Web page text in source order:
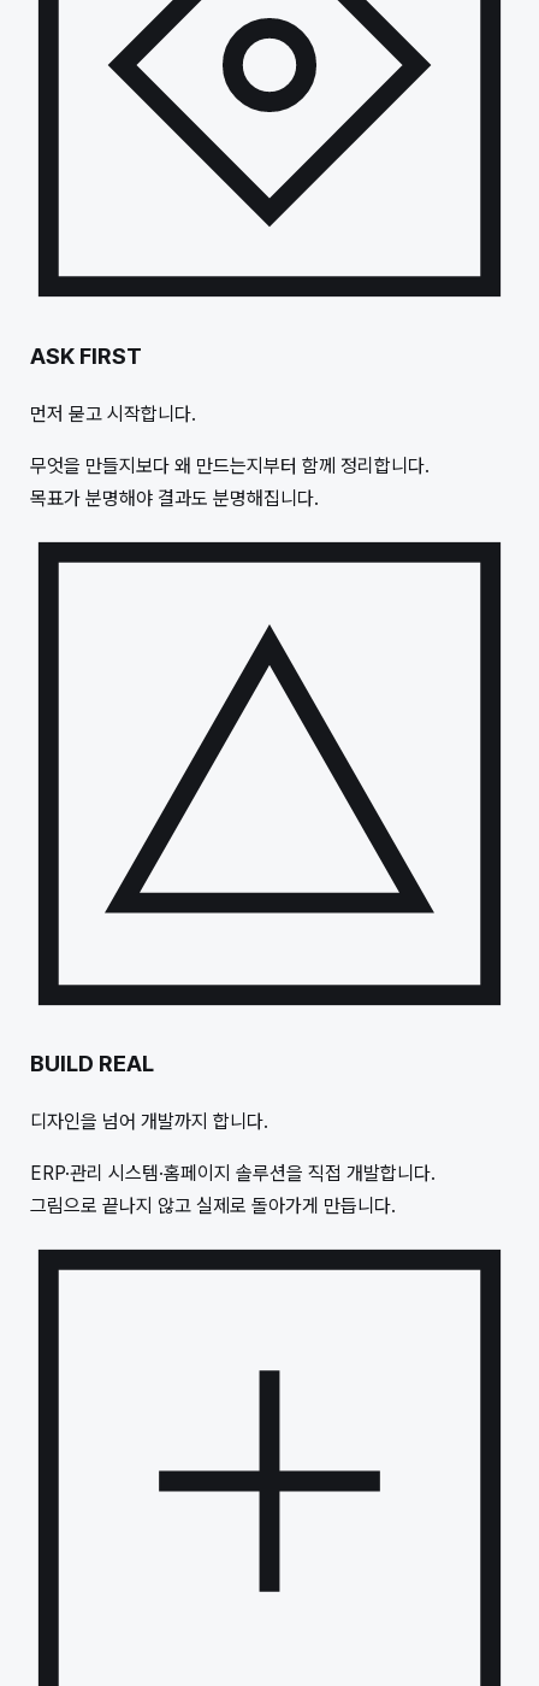
ASK FIRST
먼저 묻고 시작합니다.
무엇을 만들지보다 왜 만드는지부터 함께 정리합니다.
목표가 분명해야 결과도 분명해집니다.
BUILD REAL
디자인을 넘어 개발까지 합니다.
ERP·관리 시스템·홈페이지 솔루션을 직접 개발합니다.
그림으로 끝나지 않고 실제로 돌아가게 만듭니다.